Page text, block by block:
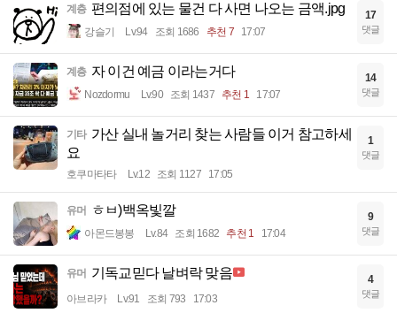
계층 편의점에 있는 물건 다 사면 나오는 금액.jpg
강슬기 Lv.94 조회 1686 추천 7 17:07
17
댓글
계층 자 이건 예금 이라는거다
Nozdormu Lv.90 조회 1437 추천 1 17:07
14
댓글
기타 가산 실내 놀거리 찾는 사람들 이거 참고하세
요
호쿠마타타 Lv.12 조회 1127 17:05
1
댓글
유머 ㅎㅂ)백옥빛깔
아몬드봉봉 Lv.84 조회 1682 추천 1 17:04
9
댓글
유머 기독교믿다 날벼락 맞음
아브라카 Lv.91 조회 793 17:03
4
댓글